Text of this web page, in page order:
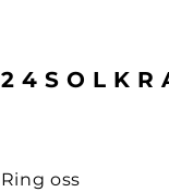
Ring oss